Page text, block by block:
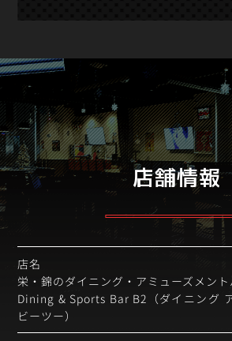
店舗情報
店名
栄・錦のダイニング・アミューズメント
Dining & Sports Bar B2（ダイニング
ビーツー）